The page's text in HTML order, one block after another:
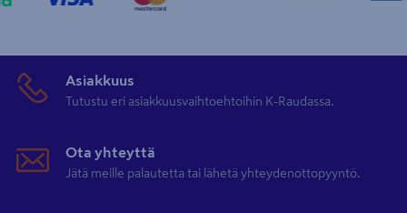
Asiakkuus
Tutustu eri asiakkuusvaihtoehtoihin K-Raudassa.
Ota yhteyttä
Jätä meille palautetta tai lähetä yhteydenottopyyntö.